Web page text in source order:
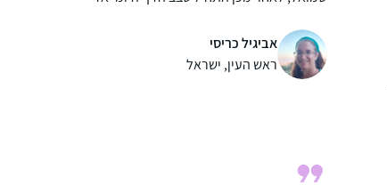
כולם תומכים ומשתתפים איתי. הלימוד לעתים
מעניין ומעשיר ולעתים קשה ואף הזוי… אך אני
ממשיכה קדימה. הוא משפיע על היומיום שלי
אביגיל כריסי
ראש העין, ישראל